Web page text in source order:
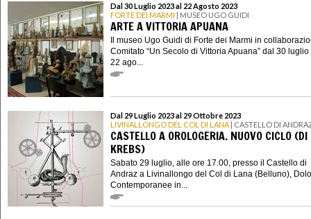
Dal 30 Luglio 2023 al 22 Agosto 2023
FORTE DEI MARMI | MUSEO UGO GUIDI
ARTE A VITTORIA APUANA
Il museo Ugo Guidi di Forte dei Marmi in
Comitato “Un Secolo di Vittoria Apuana” dal 30
22 ago...
Dal 29 Luglio 2023 al 29 Ottobre 2023
LIVINALLONGO DEL COL DI LANA | CASTELLO DI
CASTELLO A OROLOGERIA. NUOVO CICLO (DI
KREBS)
Sabato 29 luglio, alle ore 17.00, presso il Castello di
Andraz a Livinallongo del Col di Lana (Belluno),
Contemporanee in...